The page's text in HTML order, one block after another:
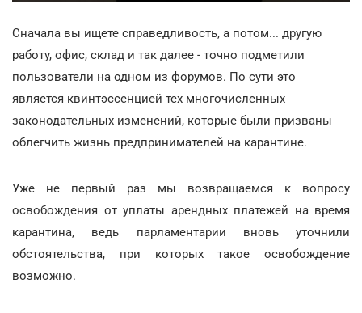
Сначала вы ищете справедливость, а потом... другую
работу, офис, склад и так далее - точно подметили
пользователи на одном из форумов. По сути это
является квинтэссенцией тех многочисленных
законодательных изменений, которые были призваны
облегчить жизнь предпринимателей на карантине.
Уже не первый раз мы возвращаемся к вопросу
освобождения от уплаты арендных платежей на время
карантина, ведь парламентарии вновь уточнили
обстоятельства, при которых такое освобождение
возможно.